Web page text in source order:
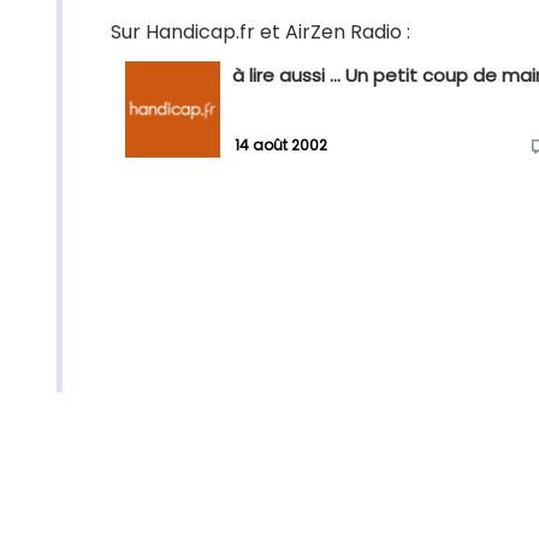
Sur Handicap.fr et AirZen Radio :
à lire aussi ... Un petit coup de
14 août 2002